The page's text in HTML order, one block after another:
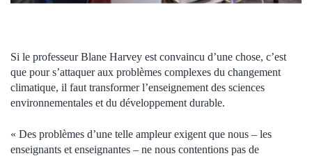
Si le professeur Blane Harvey est convaincu d’une chose, c’est
que pour s’attaquer aux problèmes complexes du changement
climatique, il faut transformer l’enseignement des sciences
environnementales et du développement durable.
« Des problèmes d’une telle ampleur exigent que nous – les
enseignants et enseignantes – ne nous contentions pas de